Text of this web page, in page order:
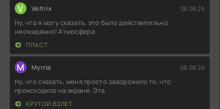
V Veltrix 08.08.26
Ну, что я могу сказать, это было действительно
неожиданно! Атмосфера
ПЛАСТ
M Myrria 08.08.26
Ну, что сказать, меня просто заворожило то, что
происходило на экране. Эта
КРУТОЙ ВЗЛЕТ